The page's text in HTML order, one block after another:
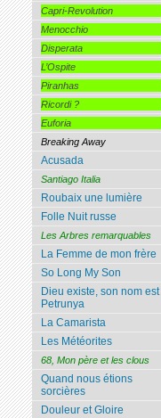
Capri-Revolution
Menocchio
Disperata
L’Ospite
Piranhas
Ricordi ?
Euforia
Breaking Away
Acusada
Santiago Italia
Roubaix une lumière
Folle Nuit russe
Les Arbres remarquables
La Femme de mon frère
So Long My Son
Dieu existe, son nom est
Petrunya
La Camarista
Les Météorites
68, Mon père et les clous
Quand nous étions
sorcières
Douleur et Gloire